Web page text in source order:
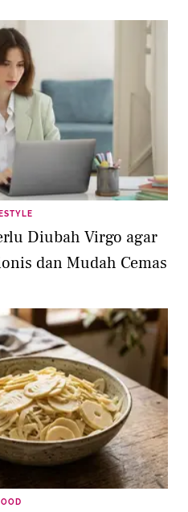
Diubah Virgo agar
dan Mudah Cemas